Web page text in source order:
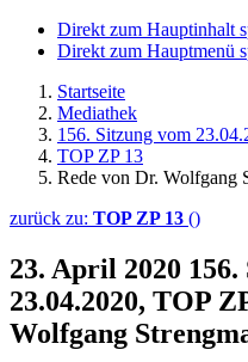
Direkt zum Hauptinhalt
Direkt zum Hauptmenü
Startseite
Mediathek
156. Sitzung vom
TOP ZP 13
Rede von Dr. Wolfgang
zurück zu: TOP ZP 13 ()
23. April 2020
23.04.2020, TOP
Wolfgang